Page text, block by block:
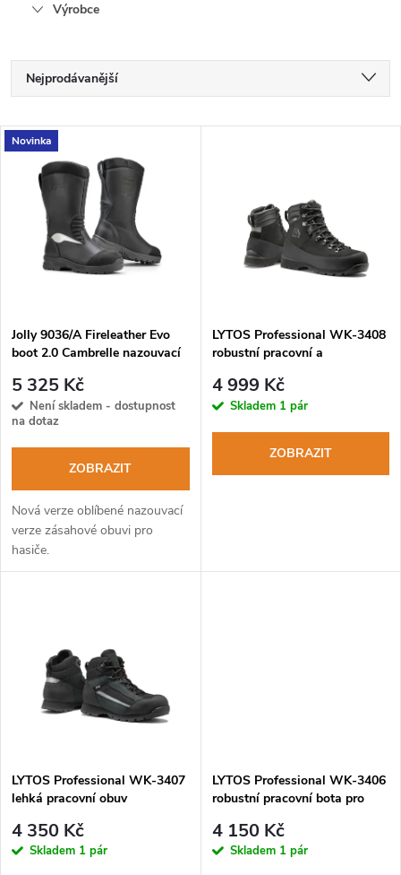
Výrobce
Ř
a
p
r
o
d
u
k
Nejprodávanější
Nejdražší
Abecedně
V
s
p
r
o
d
u
Novinka
Jolly 9036/A Fireleather Evo
boot 2.0 Cambrelle nazouvací
5 325 Kč
Není skladem - dostupnost
na dotaz
ZOBRAZIT
Nová verze oblíbené nazouvací
verze zásahové obuvi pro
hasiče.
LYTOS Professional WK-3408
robustní pracovní a
4 999 Kč
Skladem 1 pár
ZOBRAZIT
LYTOS Professional WK-3407
lehká pracovní obuv
4 350 Kč
Skladem 1 pár
LYTOS Professional WK-3406
robustní pracovní bota pro
4 150 Kč
Skladem 1 pár